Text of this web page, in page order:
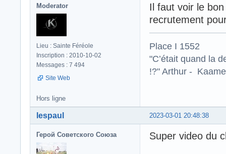
Moderator
Lieu : Sainte Féréole
Inscription : 2010-10-02
Messages : 7 494
Site Web
Il faut voir le
recrutement
Place I 1552
"C’était quand la
!?" Arthur -
Hors ligne
2023-03-01 20:48:38
lespaul
Герой Советского Союза Super video du